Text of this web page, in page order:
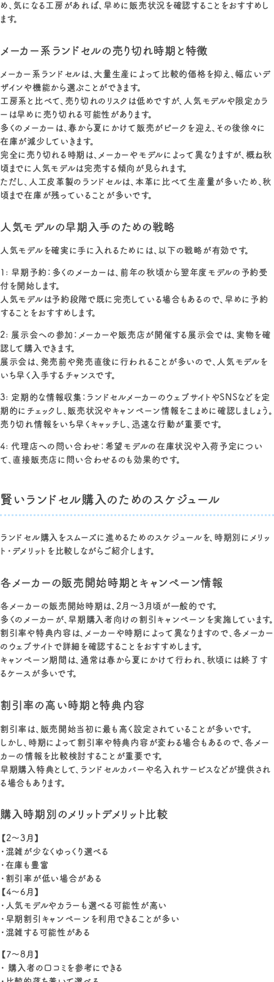
め、気になる工房があれば、早めに販売状況を確認することをおすすめし
ます。
メーカー系ランドセルの売り切れ時期と特徴
メーカー系ランドセルは、大量生産によって比較的価格を抑え、幅広いデ
ザインや機能から選ぶことができます。
工房系と比べて、売り切れのリスクは低めですが、人気モデルや限定カラ
ーは早めに売り切れる可能性があります。
多くのメーカーは、春から夏にかけて販売がピークを迎え、その後徐々に
在庫が減少していきます。
完全に売り切れる時期は、メーカーやモデルによって異なりますが、概ね秋
頃までに人気モデルは完売する傾向が見られます。
ただし、人工皮革製のランドセルは、本革に比べて生産量が多いため、秋
頃まで在庫が残っていることが多いです。
人気モデルの早期入手のための戦略
人気モデルを確実に手に入れるためには、以下の戦略が有効です。
1: 早期予約：多くのメーカーは、前年の秋頃から翌年度モデルの予約受
付を開始します。
人気モデルは予約段階で既に完売している場合もあるので、早めに予約
することをおすすめします。
2: 展示会への参加：メーカーや販売店が開催する展示会では、実物を確
認して購入できます。
展示会は、発売前や発売直後に行われることが多いので、人気モデルを
いち早く入手するチャンスです。
3: 定期的な情報収集：ランドセルメーカーのウェブサイトやSNSなどを定
期的にチェックし、販売状況やキャンペーン情報をこまめに確認しましょう。
売り切れ情報をいち早くキャッチし、迅速な行動が重要です。
4: 代理店への問い合わせ：希望モデルの在庫状況や入荷予定につい
て、直接販売店に問い合わせるのも効果的です。
賢いランドセル購入のためのスケジュール
ランドセル購入をスムーズに進めるためのスケジュールを、時期別にメリッ
ト・デメリットを比較しながらご紹介します。
各メーカーの販売開始時期とキャンペーン情報
各メーカーの販売開始時期は、2月～3月頃が一般的です。
多くのメーカーが、早期購入者向けの割引キャンペーンを実施しています。
割引率や特典内容は、メーカーや時期によって異なりますので、各メーカー
のウェブサイトで詳細を確認することをおすすめします。
キャンペーン期間は、通常は春から夏にかけて行われ、秋頃には終了す
るケースが多いです。
割引率の高い時期と特典内容
割引率は、販売開始当初に最も高く設定されていることが多いです。
しかし、時期によって割引率や特典内容が変わる場合もあるので、各メー
カーの情報を比較検討することが重要です。
早期購入特典として、ランドセルカバーや名入れサービスなどが提供され
る場合もあります。
購入時期別のメリットデメリット比較
【2～3月】
・混雑が少なくゆっくり選べる
・在庫も豊富
・割引率が低い場合がある
【4～6月】
・人気モデルやカラーも選べる可能性が高い
・早期割引キャンペーンを利用できることが多い
・混雑する可能性がある
【7～8月】
・ 購入者の口コミを参考にできる